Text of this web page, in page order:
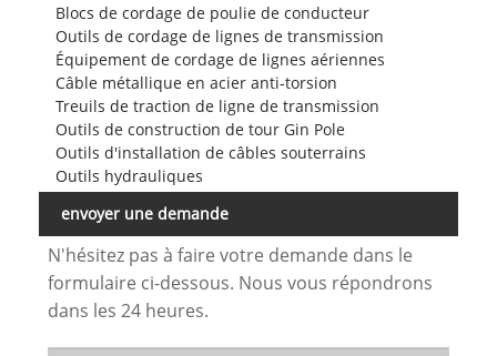
Blocs de cordage de poulie de conducteur
Outils de cordage de lignes de transmission
Équipement de cordage de lignes aériennes
Câble métallique en acier anti-torsion
Treuils de traction de ligne de transmission
Outils de construction de tour Gin Pole
Outils d'installation de câbles souterrains
Outils hydrauliques
envoyer une demande
N'hésitez pas à faire votre demande dans le
formulaire ci-dessous. Nous vous répondrons
dans les 24 heures.